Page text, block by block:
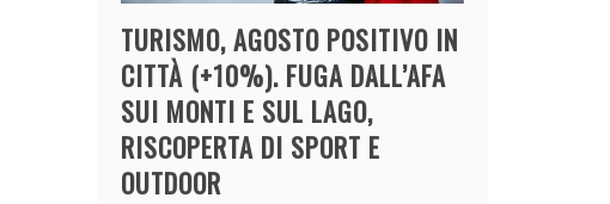
TURISMO, AGOSTO POSITIVO IN
CITTÀ (+10%). FUGA DALL’AFA
SUI MONTI E SUL LAGO,
RISCOPERTA DI SPORT E
OUTDOOR